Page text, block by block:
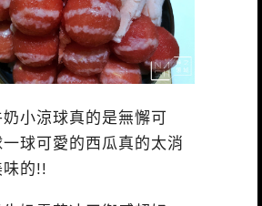
小涼球真的是無懈可
球可愛的西瓜真的太消
味的!!